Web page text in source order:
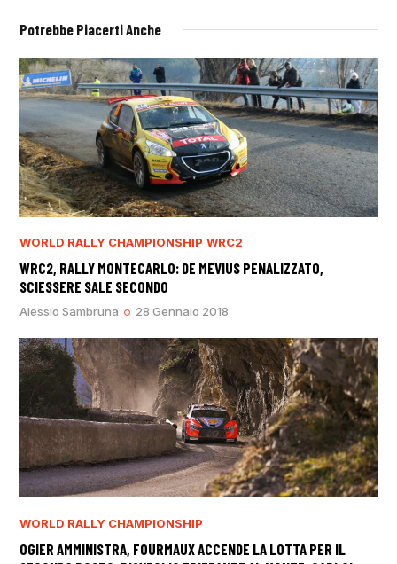
Potrebbe Piacerti Anche
WORLD RALLY CHAMPIONSHIP WRC2
WRC2, RALLY MONTECARLO: DE MEVIUS PENALIZZATO,
SCIESSERE SALE SECONDO
Alessio Sambruna 28 Gennaio 2018
WORLD RALLY CHAMPIONSHIP
OGIER AMMINISTRA, FOURMAUX ACCENDE LA LOTTA PER IL